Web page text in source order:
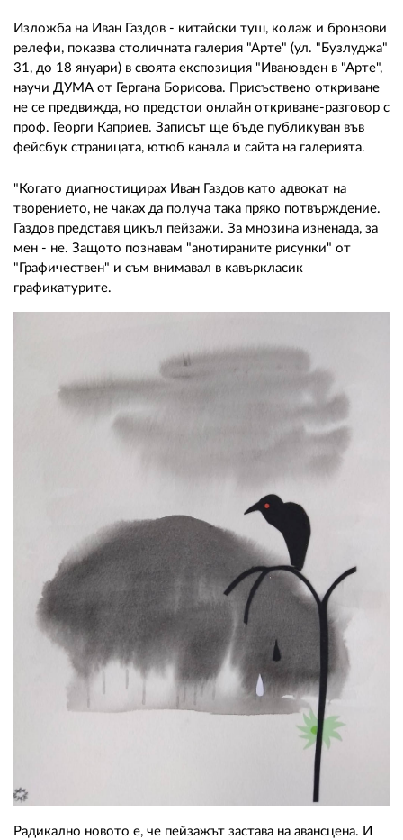
Изложба на Иван Газдов - китайски туш, колаж и бронзови
релефи, показва столичната галерия "Арте" (ул. "Бузлуджа"
31, до 18 януари) в своята експозиция "Ивановден в "Арте",
научи ДУМА от Гергана Борисова. Присъствено откриване
не се предвижда, но предстои онлайн откриване-разговор с
проф. Георги Каприев. Записът ще бъде публикуван във
фейсбук страницата, ютюб канала и сайта на галерията.
"Когато диагностицирах Иван Газдов като адвокат на
творението, не чаках да получа така пряко потвърждение.
Газдов представя цикъл пейзажи. За мнозина изненада, за
мен - не. Защото познавам "анотираните рисунки" от
"Графичествен" и съм внимавал в кавъркласик
графикатурите.
Радикално новото е, че пейзажът застава на авансцена. И